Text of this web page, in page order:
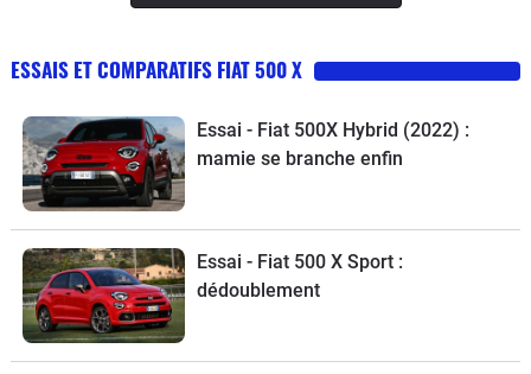
ESSAIS ET COMPARATIFS FIAT 500 X
Essai - Fiat 500X Hybrid (2022) :
mamie se branche enfin
Essai - Fiat 500 X Sport :
dédoublement